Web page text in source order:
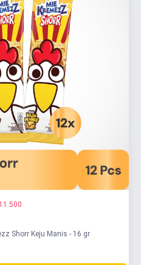
Shorr Keju Manis - 16 gr